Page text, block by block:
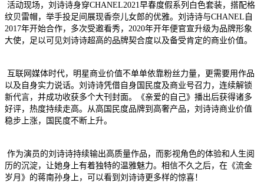
活动现场，刘诗诗身穿CHANEL2021早春度假系列白色套装，搭配格
纹贝雷帽，举手投足间展现香奈儿女郎的优雅。刘诗诗与CHANEL自
2017年开始合作，多次受邀看秀，2020年开年便官宣升级为品牌形象
大使，足以可见刘诗诗超高的品牌契合度以及备受肯定的商业价值。
互联网媒体时代，明星商业价值不单单依靠粉丝力量，更需要用作品
以及自身实力说话。刘诗诗凭借自身国民度及商业号召力，连续解锁
新代言，并成功收获多个大刊封面。《亲爱的自己》播出后获得诸多
好评，热度持续走高。从高国民度品牌到高奢产品，刘诗诗商业价值
稳步上涨，国民度不断上升。
作为演员的刘诗诗持续输出高质量作品，而影视角色的体验和人生阅
历的沉淀，让她身上有着独特的温雅魅力。相信不久之后，在《流金
岁月》的蒋南孙身上，可以看到刘诗诗更多样的惊喜！